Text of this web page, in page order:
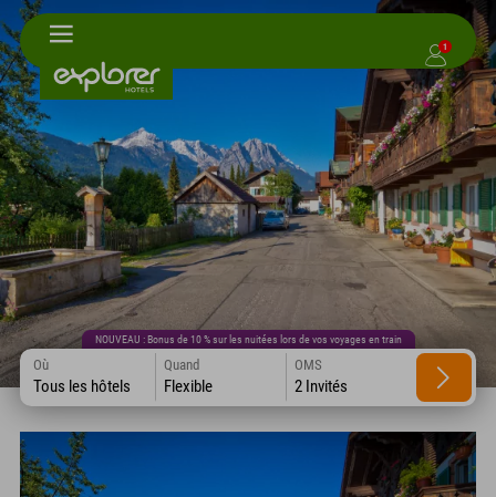
1
NOUVEAU : Bonus de 10 % sur les nuitées lors de vos voyages en train
Où
Tous les hôtels
Quand
Flexible
OMS
2 Invités